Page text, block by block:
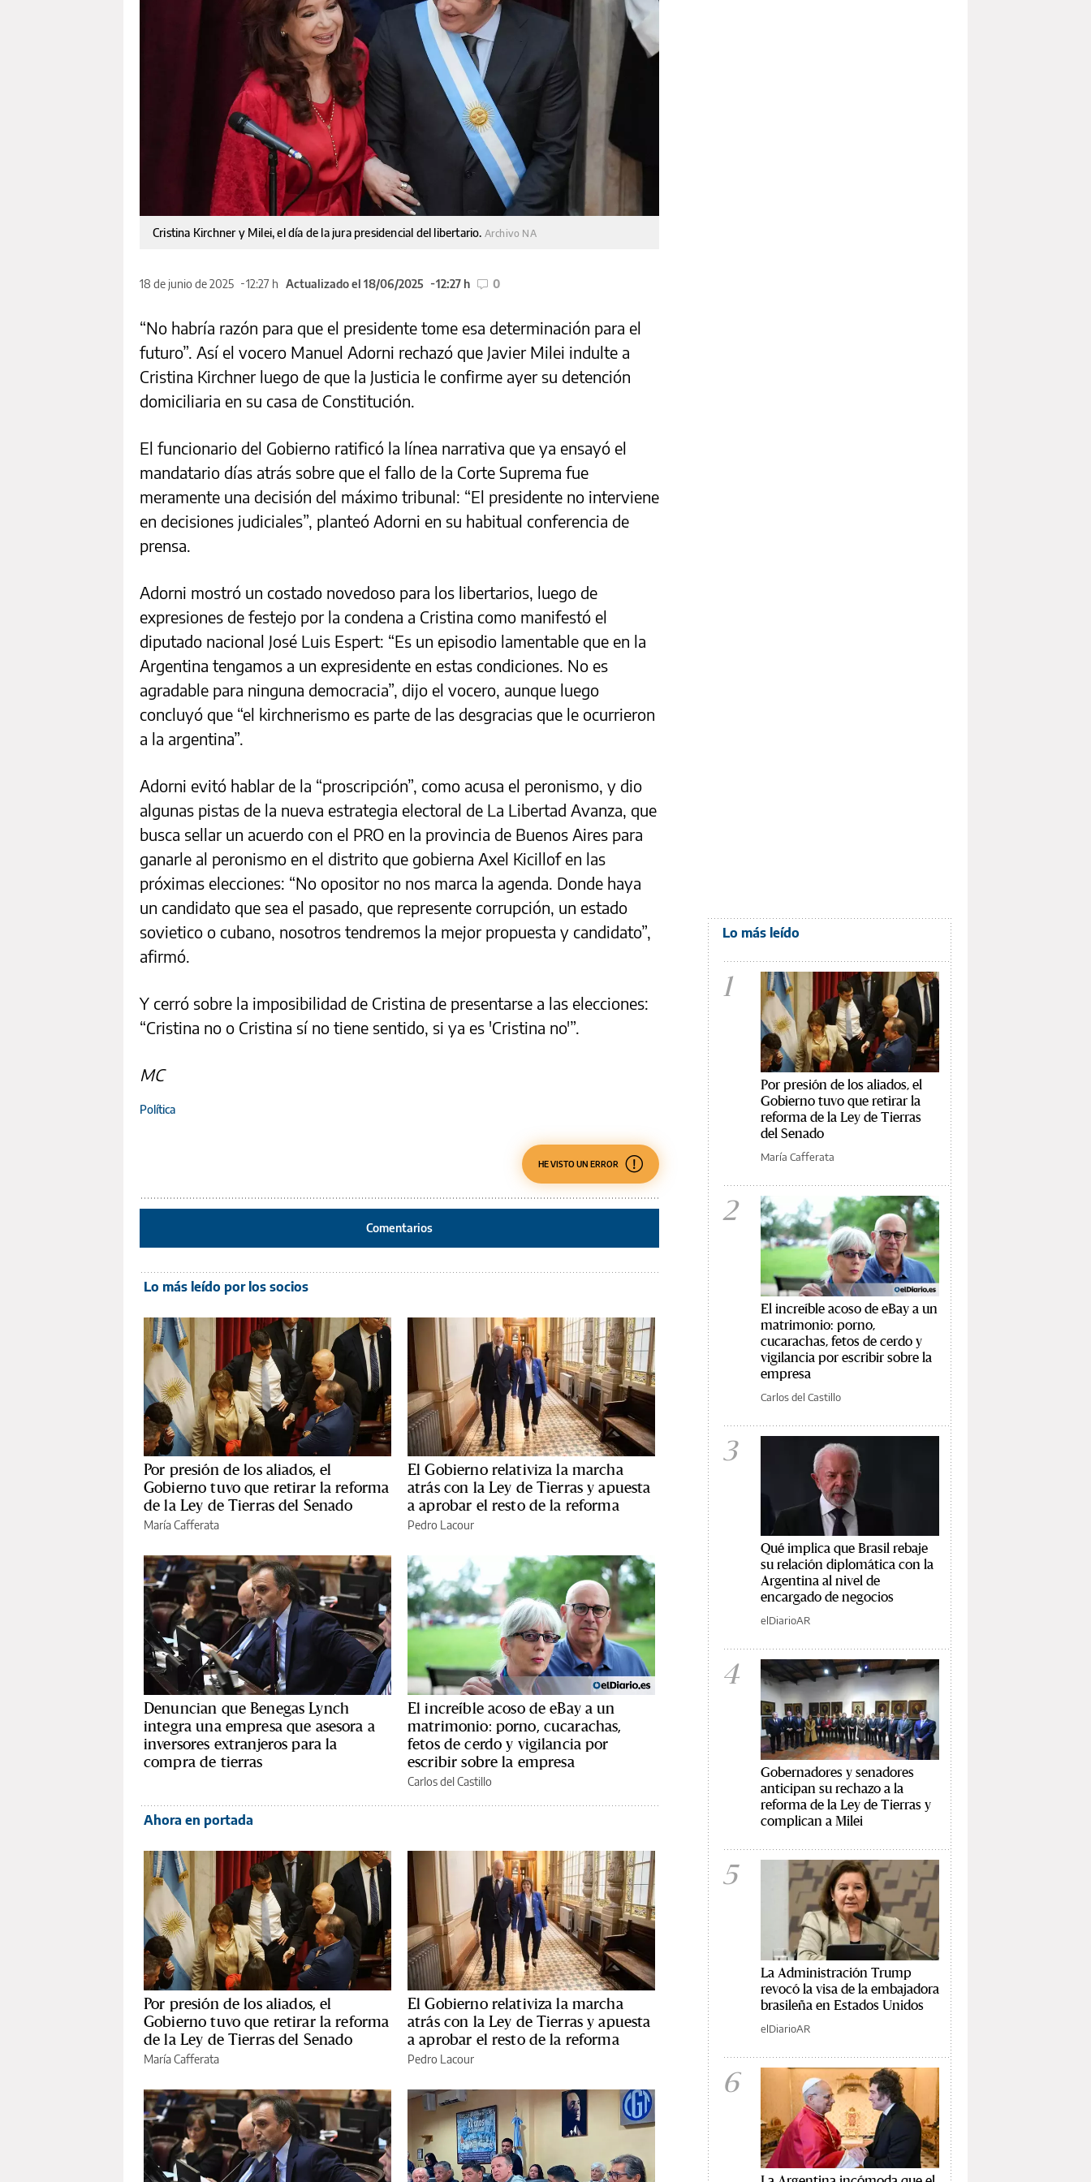
Cristina Kirchner y Milei, el día de la jura presidencial del libertario. Archivo NA
18 de junio de 2025 12:27 h Actualizado el 18/06/2025 12:27 h 0
“No habría razón para que el presidente tome esa determinación para el
futuro”. Así el vocero Manuel Adorni rechazó que Javier Milei indulte a
Cristina Kirchner luego de que la Justicia le confirme ayer su detención
domiciliaria en su casa de Constitución.
El funcionario del Gobierno ratificó la línea narrativa que ya ensayó el
mandatario días atrás sobre que el fallo de la Corte Suprema fue
meramente una decisión del máximo tribunal: “El presidente no interviene
en decisiones judiciales”, planteó Adorni en su habitual conferencia de
prensa.
Adorni mostró un costado novedoso para los libertarios, luego de
expresiones de festejo por la condena a Cristina como manifestó el
diputado nacional José Luis Espert: “Es un episodio lamentable que en la
Argentina tengamos a un expresidente en estas condiciones. No es
agradable para ninguna democracia”, dijo el vocero, aunque luego
concluyó que “el kirchnerismo es parte de las desgracias que le ocurrieron
a la argentina”.
Adorni evitó hablar de la “proscripción”, como acusa el peronismo, y dio
algunas pistas de la nueva estrategia electoral de La Libertad Avanza, que
busca sellar un acuerdo con el PRO en la provincia de Buenos Aires para
ganarle al peronismo en el distrito que gobierna Axel Kicillof en las
próximas elecciones: “No opositor no nos marca la agenda. Donde haya
un candidato que sea el pasado, que represente corrupción, un estado
sovietico o cubano, nosotros tendremos la mejor propuesta y candidato”,
afirmó.
Y cerró sobre la imposibilidad de Cristina de presentarse a las elecciones:
“Cristina no o Cristina sí no tiene sentido, si ya es 'Cristina no'”.
MC
Política
HE VISTO UN ERROR
Comentarios
Lo más leído por los socios
Por presión de los aliados, el
Gobierno tuvo que retirar la reforma
de la Ley de Tierras del Senado
María Cafferata
El Gobierno relativiza la marcha
atrás con la Ley de Tierras y apuesta
a aprobar el resto de la reforma
Pedro Lacour
Denuncian que Benegas Lynch
integra una empresa que asesora a
inversores extranjeros para la
compra de tierras
El increíble acoso de eBay a un
matrimonio: porno, cucarachas,
fetos de cerdo y vigilancia por
escribir sobre la empresa
Carlos del Castillo
Ahora en portada
Por presión de los aliados, el
Gobierno tuvo que retirar la reforma
de la Ley de Tierras del Senado
María Cafferata
El Gobierno relativiza la marcha
atrás con la Ley de Tierras y apuesta
a aprobar el resto de la reforma
Pedro Lacour
Lo más leído
1
Por presión de los aliados, el
Gobierno tuvo que retirar la
reforma de la Ley de Tierras
del Senado
María Cafferata
2
El increíble acoso de eBay a un
matrimonio: porno,
cucarachas, fetos de cerdo y
vigilancia por escribir sobre la
empresa
Carlos del Castillo
3
Qué implica que Brasil rebaje
su relación diplomática con la
Argentina al nivel de
encargado de negocios
elDiarioAR
4
Gobernadores y senadores
anticipan su rechazo a la
reforma de la Ley de Tierras y
complican a Milei
5
La Administración Trump
revocó la visa de la embajadora
brasileña en Estados Unidos
elDiarioAR
6